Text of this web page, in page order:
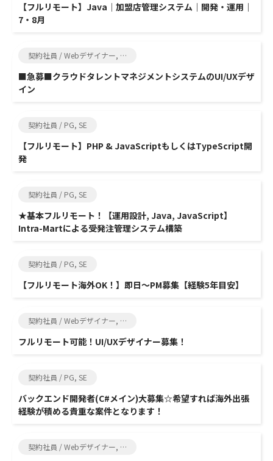
【フルリモート】Java｜加盟店管理システム｜開発・運用｜
7・8月
契約社員 / Webデザイナー, その他エンジニア関連
■急募■クラウドタレントマネジメントシステムのUI/UXデザ
イン
契約社員 / PG, SE
【フルリモート】PHP & JavaScriptもしくはTypeScript開
発
契約社員 / PG, SE
★基本フルリモート！【運用設計, Java, JavaScript】
Intra-Martによる受発注管理システム構築
契約社員 / PG, SE
【フルリモート海外OK！】即日～PM募集【経験5年目安】
契約社員 / Webデザイナー, クリエイター
フルリモート可能！UI/UXデザイナー募集！
契約社員 / PG, SE
バックエンド開発者(C#メイン)大募集☆希望すれば海外出張
経験が積める貴重な案件となります！
契約社員 / Webデザイナー, グラフィックデザイナー